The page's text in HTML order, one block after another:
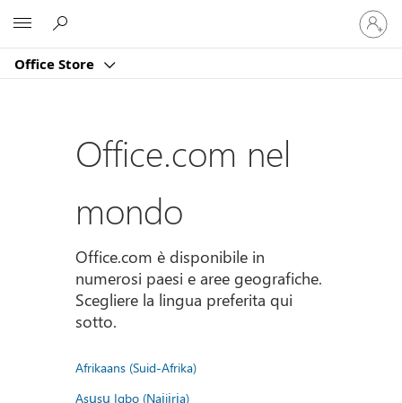
Office Store
Accedi
con
il
account
Office.com nel
mondo
Office.com è disponibile in
numerosi paesi e aree geografiche.
Scegliere la lingua preferita qui
sotto.
Afrikaans (Suid-Afrika)
Asụsụ Igbo (Naịjịrịa)